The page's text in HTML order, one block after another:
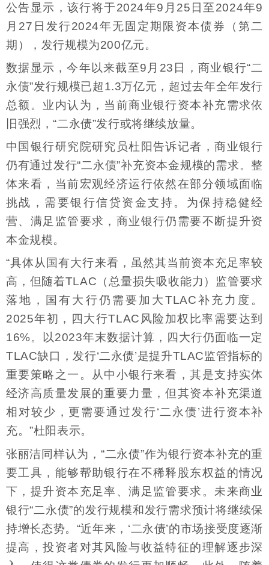
公告显示，该行将于2024年9月25日至2024年9
月27日发行2024年无固定期限资本债券（第二
期），发行规模为200亿元。
数据显示，今年以来截至9月23日，商业银行“二
永债”发行规模已超1.3万亿元，超过去年全年发行
总额。业内认为，当前商业银行资本补充需求依
旧强烈，“二永债”发行或将继续放量。
中国银行研究院研究员杜阳告诉记者，商业银行
仍有通过发行“二永债”补充资本金规模的需求。整
体来看，当前宏观经济运行依然在部分领域面临
挑战，需要银行信贷资金支持。为保持稳健经
营、满足监管要求，商业银行仍需要不断提升资
本金规模。
“具体从国有大行来看，虽然其当前资本充足率较
高，但随着TLAC（总量损失吸收能力）监管要求
落地，国有大行仍需要加大TLAC补充力度。
2025年初，四大行TLAC风险加权比率需要达到
16%。以2023年末数据计算，四大行仍面临一定
TLAC缺口，发行‘二永债’是提升TLAC监管指标的
重要策略之一。从中小银行来看，其是支持实体
经济高质量发展的重要力量，但其资本补充渠道
相对较少，更需要通过发行‘二永债’进行资本补
充。”杜阳表示。
张丽洁同样认为，“二永债”作为银行资本补充的重
要工具，能够帮助银行在不稀释股东权益的情况
下，提升资本充足率、满足监管要求。未来商业
银行“二永债”的发行规模和发行需求预计将继续保
持增长态势。“近年来，‘二永债’的市场接受度逐渐
提高，投资者对其风险与收益特征的理解逐步深